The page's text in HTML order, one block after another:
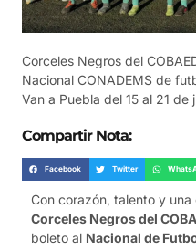
Corceles Negros del
Nacional CONADEMS de
Van a Puebla del 15 al 21 de
Compartir Nota:
Facebook Twitter
Con corazón, talento y
Corceles Negros del
boleto al Nacional de